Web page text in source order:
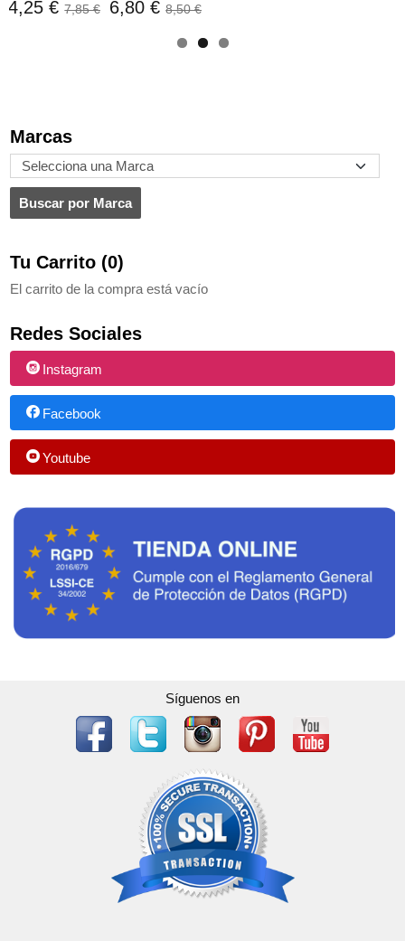
Marcas
Tu Carrito (0)
El carrito de la compra está vacío
Redes Sociales
Instagram
Facebook
Youtube
Síguenos en